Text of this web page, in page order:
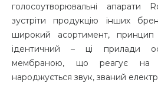
голосоутворювальні
зустріти продукцію інших
широкий асортимент,
ідентичний – ці прилади
мембраною, що реагує на
народжується звук, званий